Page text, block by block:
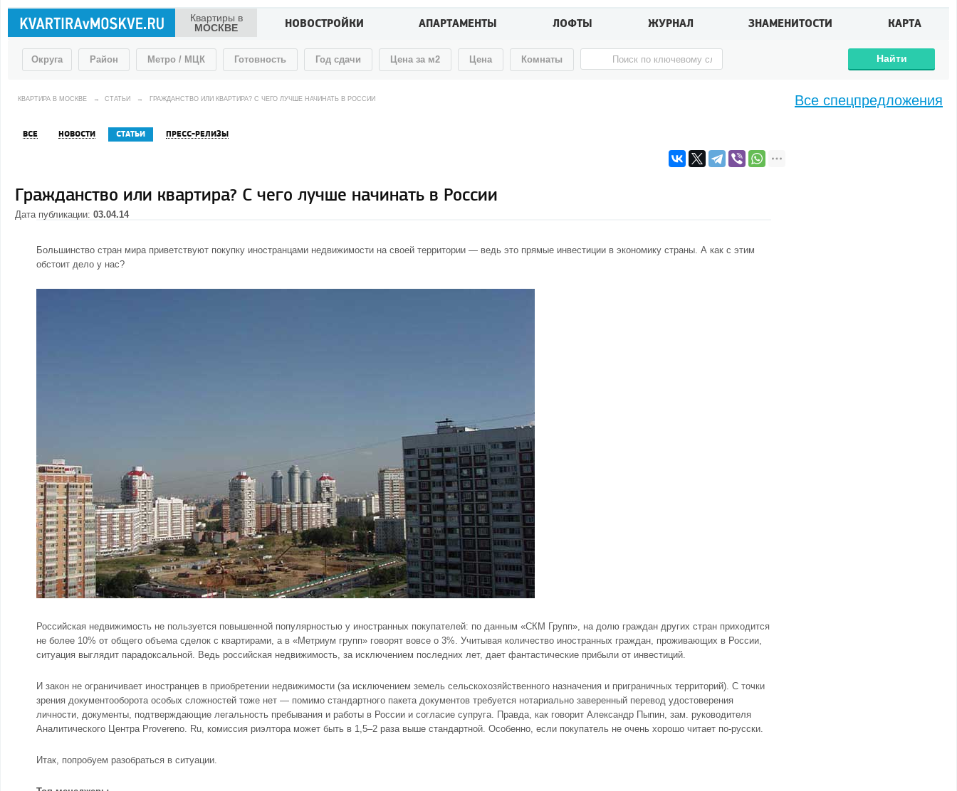
Квартиры в
МОСКВЕ
НОВОСТРОЙКИ АПАРТАМЕНТЫ ЛОФТЫ ЖУРНАЛ ЗНАМЕНИТОСТИ КАРТА
Округа Район Метро / МЦК Готовность Год сдачи Цена за м2 Цена Комнаты Найти
КВАРТИРА В МОСКВЕ → СТАТЬИ → ГРАЖДАНСТВО ИЛИ КВАРТИРА? С ЧЕГО ЛУЧШЕ НАЧИНАТЬ В РОССИИ
ВСЕ НОВОСТИ СТАТЬИ ПРЕСС-РЕЛИЗЫ
Гражданство или квартира? С чего лучше начинать в России
Дата публикации: 03.04.14
Большинство стран мира приветствуют покупку иностранцами недвижимости на своей территории — ведь это прямые инвестиции в экономику страны. А как с этим
обстоит дело у нас?
Российская недвижимость не пользуется повышенной популярностью у иностранных покупателей: по данным «СКМ Групп», на долю граждан других стран приходится
не более 10% от общего объема сделок с квартирами, а в «Метриум групп» говорят вовсе о 3%. Учитывая количество иностранных граждан, проживающих в России,
ситуация выглядит парадоксальной. Ведь российская недвижимость, за исключением последних лет, дает фантастические прибыли от инвестиций.
И закон не ограничивает иностранцев в приобретении недвижимости (за исключением земель сельскохозяйственного назначения и приграничных территорий). С точки
зрения документооборота особых сложностей тоже нет — помимо стандартного пакета документов требуется нотариально заверенный перевод удостоверения
личности, документы, подтверждающие легальность пребывания и работы в России и согласие супруга. Правда, как говорит Александр Пыпин, зам. руководителя
Аналитического Центра Provereno. Ru, комиссия риэлтора может быть в 1,5–2 раза выше стандартной. Особенно, если покупатель не очень хорошо читает по-русски.
Итак, попробуем разобраться в ситуации.
Все спецпредложения